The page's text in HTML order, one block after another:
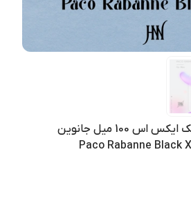
عطر ادکلن پاکورابان بلک ایکس اس 100 میل جانوین